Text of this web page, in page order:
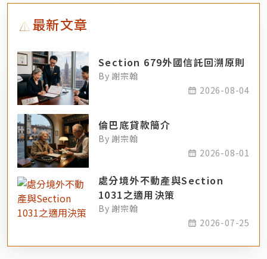
最新文章
Section 679外國信託回溯原則
By 謝宗翰
2026-08-04
倫巴底貸款簡介
By 謝宗翰
2026-08-01
處分境外不動產與Section
1031之適用決策
By 謝宗翰
2026-07-25